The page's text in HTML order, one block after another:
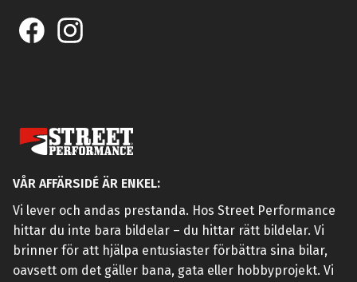
VÅR AFFÄRSIDÉ ÄR ENKEL:
Vi lever och andas prestanda. Hos Street Performance
hittar du inte bara bildelar – du hittar rätt bildelar. Vi
brinner för att hjälpa entusiaster förbättra sina bilar,
oavsett om det gäller bana, gata eller hobbyprojekt. Vi